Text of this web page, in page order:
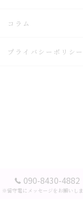
090-8430-4882
※留守電にメッセージをお願いしま
コラム
プライバシーポリシー
© 2026 広島県広島市の